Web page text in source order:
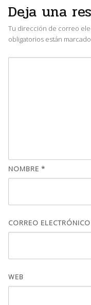
Deja una
Tu dirección de correo
obligatorios están
NOMBRE *
CORREO ELECTRÓNICO
WEB